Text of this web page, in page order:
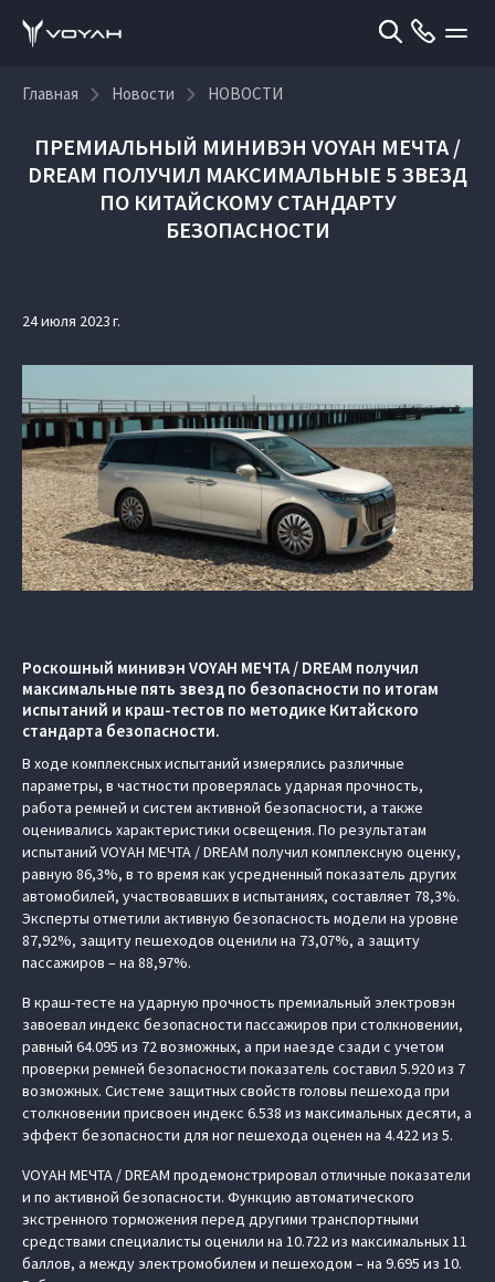
Главная Новости НОВОСТИ
ПРЕМИАЛЬНЫЙ МИНИВЭН VOYAH МЕЧТА /
DREAM ПОЛУЧИЛ МАКСИМАЛЬНЫЕ 5 ЗВЕЗД
ПО КИТАЙСКОМУ СТАНДАРТУ
БЕЗОПАСНОСТИ
24 июля 2023 г.
Роскошный минивэн VOYAH МЕЧТА / DREAM получил
максимальные пять звезд по безопасности по итогам
испытаний и краш-тестов по методике Китайского
стандарта безопасности.
В ходе комплексных испытаний измерялись различные
параметры, в частности проверялась ударная прочность,
работа ремней и систем активной безопасности, а также
оценивались характеристики освещения. По результатам
испытаний VOYAH МЕЧТА / DREAM получил комплексную оценку,
равную 86,3%, в то время как усредненный показатель других
автомобилей, участвовавших в испытаниях, составляет 78,3%.
Эксперты отметили активную безопасность модели на уровне
87,92%, защиту пешеходов оценили на 73,07%, а защиту
пассажиров – на 88,97%.
В краш-тесте на ударную прочность премиальный электровэн
завоевал индекс безопасности пассажиров при столкновении,
равный 64.095 из 72 возможных, а при наезде сзади с учетом
проверки ремней безопасности показатель составил 5.920 из 7
возможных. Системе защитных свойств головы пешехода при
столкновении присвоен индекс 6.538 из максимальных десяти, а
эффект безопасности для ног пешехода оценен на 4.422 из 5.
VOYAH МЕЧТА / DREAM продемонстрировал отличные показатели
и по активной безопасности. Функцию автоматического
экстренного торможения перед другими транспортными
средствами специалисты оценили на 10.722 из максимальных 11
баллов, а между электромобилем и пешеходом – на 9.695 из 10.